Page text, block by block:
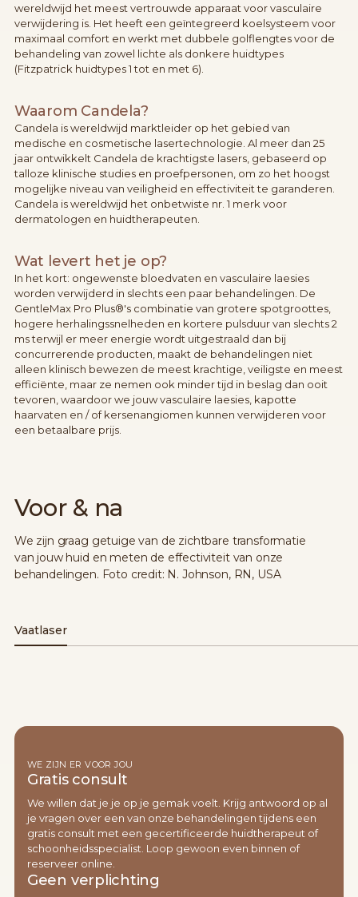
wereldwijd het meest vertrouwde apparaat voor vasculaire
verwijdering is. Het heeft een geïntegreerd koelsysteem voor
maximaal comfort en werkt met dubbele golflengtes voor de
behandeling van zowel lichte als donkere huidtypes
(Fitzpatrick huidtypes 1 tot en met 6).
Waarom Candela?
Candela is wereldwijd marktleider op het gebied van
medische en cosmetische lasertechnologie. Al meer dan 25
jaar ontwikkelt Candela de krachtigste lasers, gebaseerd op
talloze klinische studies en proefpersonen, om zo het hoogst
mogelijke niveau van veiligheid en effectiviteit te garanderen.
Candela is wereldwijd het onbetwiste nr. 1 merk voor
dermatologen en huidtherapeuten.
Wat levert het je op?
In het kort: ongewenste bloedvaten en vasculaire laesies
worden verwijderd in slechts een paar behandelingen. De
GentleMax Pro Plus®'s combinatie van grotere spotgroottes,
hogere herhalingssnelheden en kortere pulsduur van slechts 2
ms terwijl er meer energie wordt uitgestraald dan bij
concurrerende producten, maakt de behandelingen niet
alleen klinisch bewezen de meest krachtige, veiligste en meest
efficiënte, maar ze nemen ook minder tijd in beslag dan ooit
tevoren, waardoor we jouw vasculaire laesies, kapotte
haarvaten en / of kersenangiomen kunnen verwijderen voor
een betaalbare prijs.
Voor & na
We zijn graag getuige van de zichtbare transformatie
van jouw huid en meten de effectiviteit van onze
behandelingen. Foto credit: N. Johnson, RN, USA
Vaatlaser
voor na 1 behandeling
WE ZIJN ER VOOR JOU
Gratis consult
We willen dat je je op je gemak voelt. Krijg antwoord op al
je vragen over een van onze behandelingen tijdens een
gratis consult met een gecertificeerde huidtherapeut of
schoonheidsspecialist. Loop gewoon even binnen of
reserveer online.
Geen verplichting